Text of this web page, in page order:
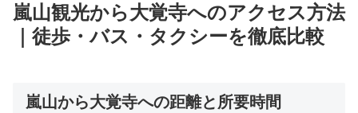
嵐山観光から大覚寺へのアクセス方法
｜徒歩・バス・タクシーを徹底比較
嵐山から大覚寺への距離と所要時間